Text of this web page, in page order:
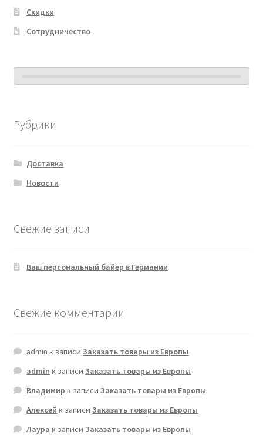
Скидки
Сотрудничество
Рубрики
Доставка
Новости
Свежие записи
Ваш персональный байер в Германии
Свежие комментарии
admin к записиЗаказать товары из Европы
admin к записиЗаказать товары из Европы
Владимир к записиЗаказать товары из Европы
Алексей к записиЗаказать товары из Европы
Лаура к записиЗаказать товары из Европы